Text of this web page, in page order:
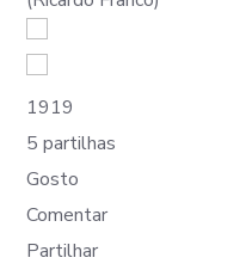
1919
5 partilhas
Gosto
Comentar
Partilhar